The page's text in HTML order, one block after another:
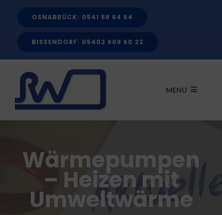
OSNABRÜCK: 0541 58 64 64
BISSENDORF: 05402 609 60 22
MENÜ
LEISTUNGEN
FÖRDERMITTEL
Wärmepumpen
– Heizen mit
Umweltwärme